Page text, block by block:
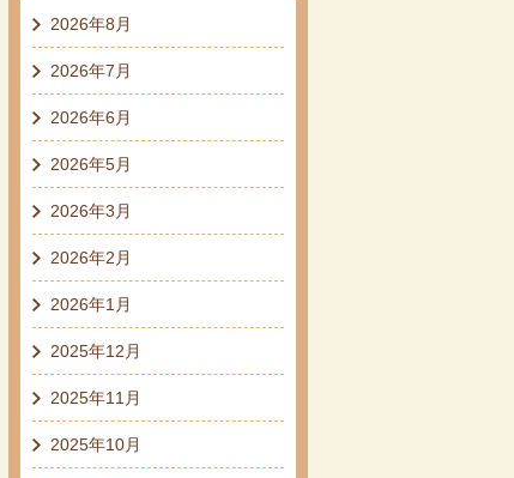
2026年8月
2026年7月
2026年6月
2026年5月
2026年3月
2026年2月
2026年1月
2025年12月
2025年11月
2025年10月